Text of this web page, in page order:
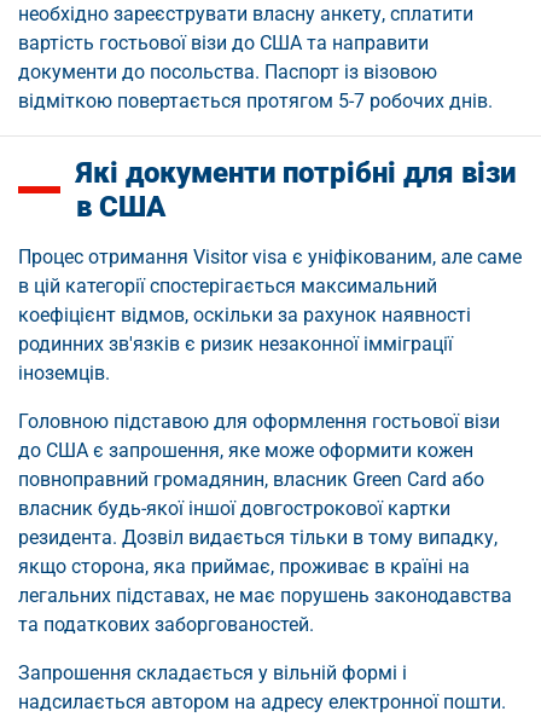
необхідно зареєструвати власну анкету, сплатити
вартість гостьової візи до США та направити
документи до посольства. Паспорт із візовою
відміткою повертається протягом 5-7 робочих днів.
Які документи потрібні для візи
в США
Процес отримання Visitor visa є уніфікованим, але саме
в цій категорії спостерігається максимальний
коефіцієнт відмов, оскільки за рахунок наявності
родинних зв'язків є ризик незаконної імміграції
іноземців.
Головною підставою для оформлення гостьової візи
до США є запрошення, яке може оформити кожен
повноправний громадянин, власник Green Card або
власник будь-якої іншої довгострокової картки
резидента. Дозвіл видається тільки в тому випадку,
якщо сторона, яка приймає, проживає в країні на
легальних підставах, не має порушень законодавства
та податкових заборгованостей.
Запрошення складається у вільній формі і
надсилається автором на адресу електронної пошти.